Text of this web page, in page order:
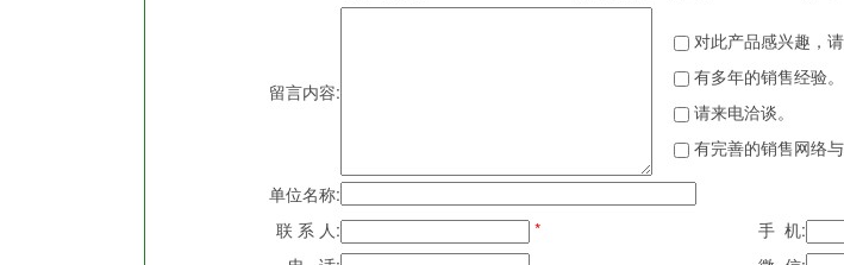
留言内容:
对此产品感兴趣，请
有多年的销售经验。
请来电洽谈。
有完善的销售网络与
单位名称:
联 系 人:
* 手 机: